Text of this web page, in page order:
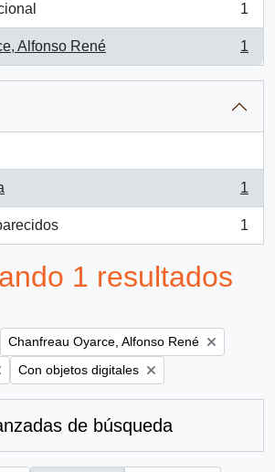
1
Alfonso René 1
1
1
1 resultados
Remove filter:
Chanfreau Oyarce, Alfonso René
Remove filter:
Con objetos digitales
de búsqueda